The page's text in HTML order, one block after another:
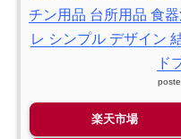
チン用品 台所用品 食
レ シンプル デザイン
ド
楽天市場